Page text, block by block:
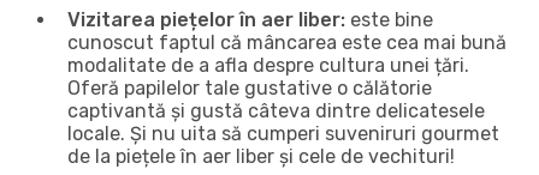
Vizitarea piețelor în aer liber: este bine
cunoscut faptul că mâncarea este cea mai bună
modalitate de a afla despre cultura unei țări.
Oferă papilelor tale gustative o călătorie
captivantă și gustă câteva dintre delicatesele
locale. Și nu uita să cumperi suveniruri gourmet
de la piețele în aer liber și cele de vechituri!